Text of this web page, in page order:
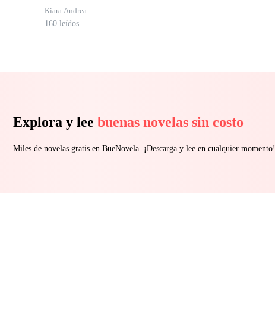
mafia
Kiara Andrea
160 leídos
Explora y lee buenas novelas sin costo
Miles de novelas gratis en BueNovela. ¡Descarga y lee en cualquier momento!